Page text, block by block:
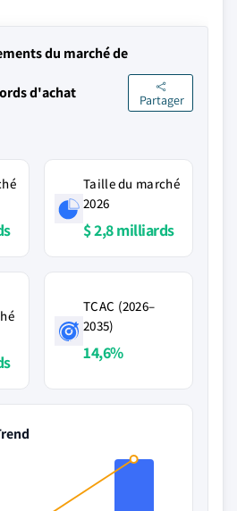
du marché de
d'achat Partager
Taille du marché
2026
$ 2,8 milliards
TCAC (2026–
2035)
14,6%